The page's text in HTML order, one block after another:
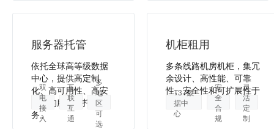
服务器托管
依托全球高等级数据
中心，提供高定制
化、高可用性、高安
全性的服务器托管服
务。
双
电
接
入
互
联
互
通
多
地
区
可
选
机柜租用
多条线路机房机柜，集冗
余设计、高性能、可靠
性、安全性和可扩展性于
一身。
T3+数
据中
心
安
全
合
规
灵
活
定
制